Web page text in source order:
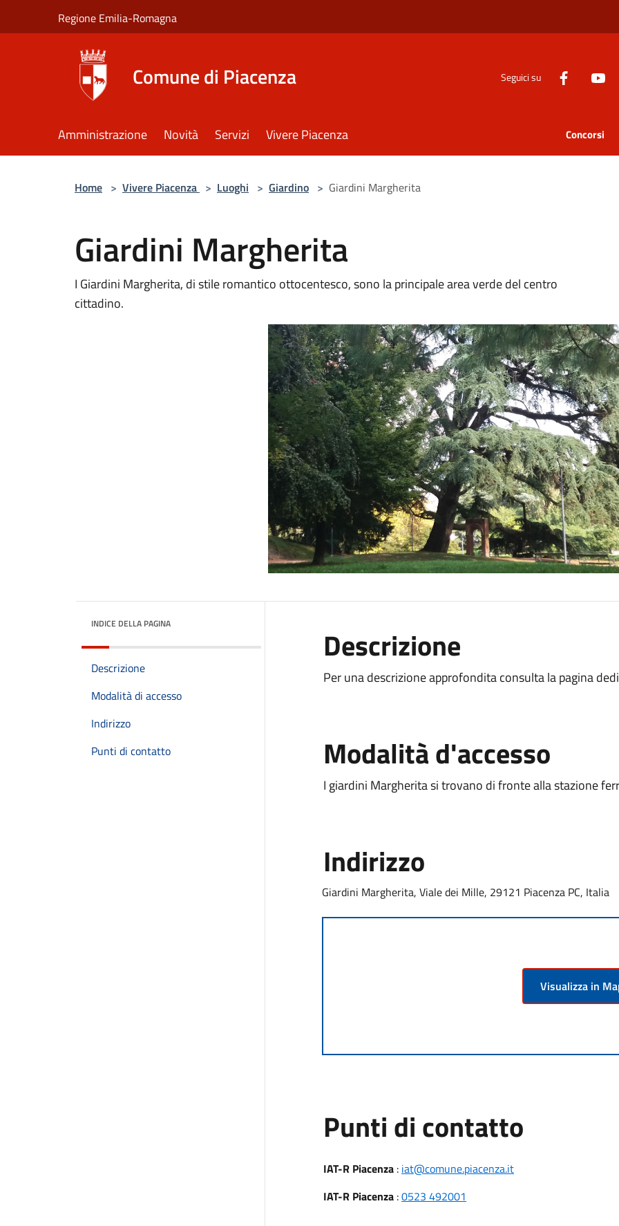
Regione Emilia-Romagna
Comune di Piacenza Seguici su
Amministrazione Novità Servizi Vivere Piacenza Concorsi
Home > Vivere Piacenza > Luoghi > Giardino > Giardini Margherita
Giardini Margherita
I Giardini Margherita, di stile romantico ottocentesco, sono la principale area verde del centro
cittadino.
INDICE DELLA PAGINA
Descrizione
Modalità di accesso
Indirizzo
Punti di contatto
Descrizione
Per una descrizione approfondita consulta la pagina
Modalità d'accesso
I giardini Margherita si trovano di fronte alla stazione
Indirizzo
Giardini Margherita, Viale dei Mille, 29121 Piacenza PC, Italia
Visualizza in
Punti di contatto
IAT-R Piacenza: iat@comune.piacenza.it
IAT-R Piacenza:0523 492001